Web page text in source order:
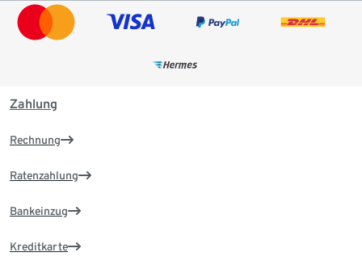
Zahlung
Rechnung
Ratenzahlung
Bankeinzug
Kreditkarte